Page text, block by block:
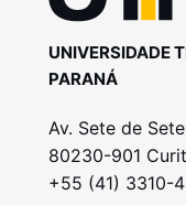
UNIVERSIDADE
PARANÁ
Av. Sete de
80230-901
+55 (41) 3310-